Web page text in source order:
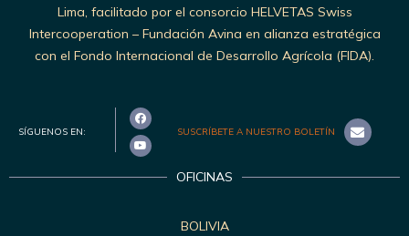
Lima, facilitado por el consorcio HELVETAS Swiss
Intercooperation – Fundación Avina en alianza estratégica
con el Fondo Internacional de Desarrollo Agrícola (FIDA).
SÍGUENOS EN: SUSCRÍBETE A NUESTRO BOLETÍN
OFICINAS
BOLIVIA